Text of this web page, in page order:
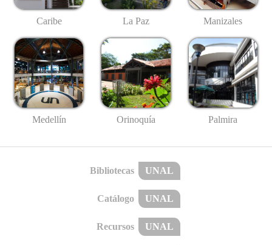
Caribe La Paz Manizales
Medellín Orinoquía Palmira
Bibliotecas UNAL
Catálogo UNAL
Recursos UNAL